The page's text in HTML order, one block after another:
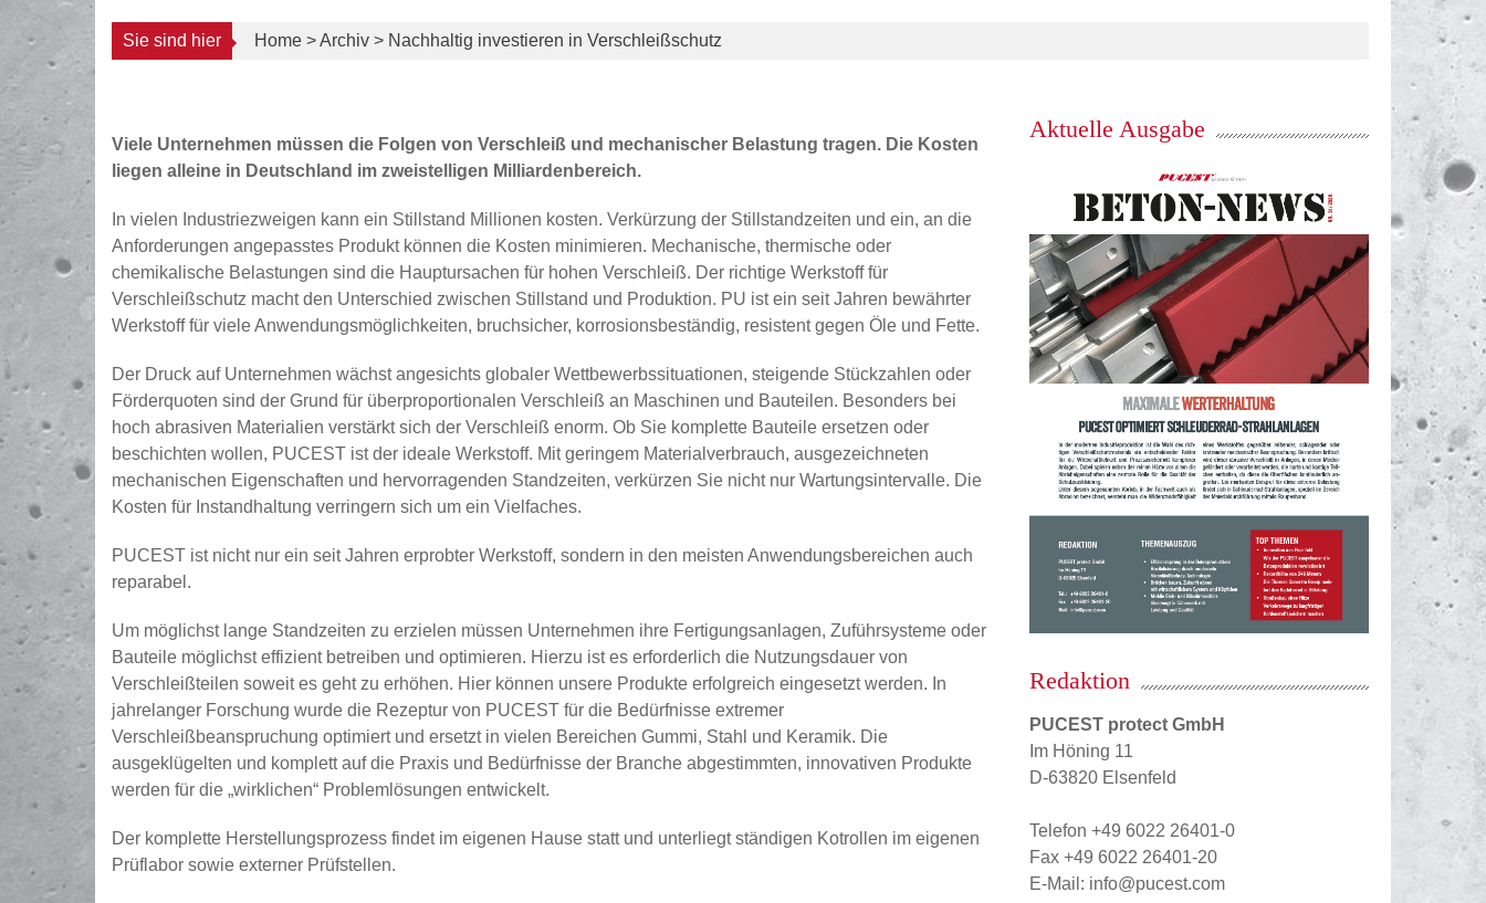
Sie sind hier Home >Archiv > Nachhaltig investieren in Verschleißschutz
Archiv BETON NEWS
Viele Unternehmen müssen die Folgen von Verschleiß und mechanischer Belastung tragen. Die Kosten
liegen alleine in Deutschland im zweistelligen Milliardenbereich.
In vielen Industriezweigen kann ein Stillstand Millionen kosten. Verkürzung der Stillstandzeiten und ein, an die
Anforderungen angepasstes Produkt können die Kosten minimieren. Mechanische, thermische oder
chemikalische Belastungen sind die Hauptursachen für hohen Verschleiß. Der richtige Werkstoff für
Verschleißschutz macht den Unterschied zwischen Stillstand und Produktion. PU ist ein seit Jahren bewährter
Werkstoff für viele Anwendungsmöglichkeiten, bruchsicher, korrosionsbeständig, resistent gegen Öle und Fette.
Der Druck auf Unternehmen wächst angesichts globaler Wettbewerbssituationen, steigende Stückzahlen oder
Förderquoten sind der Grund für überproportionalen Verschleiß an Maschinen und Bauteilen. Besonders bei
hoch abrasiven Materialien verstärkt sich der Verschleiß enorm. Ob Sie komplette Bauteile ersetzen oder
beschichten wollen, PUCEST ist der ideale Werkstoff. Mit geringem Materialverbrauch, ausgezeichneten
mechanischen Eigenschaften und hervorragenden Standzeiten, verkürzen Sie nicht nur Wartungsintervalle. Die
Kosten für Instandhaltung verringern sich um ein Vielfaches.
PUCEST ist nicht nur ein seit Jahren erprobter Werkstoff, sondern in den meisten Anwendungsbereichen auch
reparabel.
Um möglichst lange Standzeiten zu erzielen müssen Unternehmen ihre Fertigungsanlagen, Zuführsysteme oder
Bauteile möglichst effizient betreiben und optimieren. Hierzu ist es erforderlich die Nutzungsdauer von
Verschleißteilen soweit es geht zu erhöhen. Hier können unsere Produkte erfolgreich eingesetzt werden. In
jahrelanger Forschung wurde die Rezeptur von PUCEST für die Bedürfnisse extremer
Verschleißbeanspruchung optimiert und ersetzt in vielen Bereichen Gummi, Stahl und Keramik. Die
ausgeklügelten und komplett auf die Praxis und Bedürfnisse der Branche abgestimmten, innovativen Produkte
werden für die „wirklichen“ Problemlösungen entwickelt.
Der komplette Herstellungsprozess findet im eigenen Hause statt und unterliegt ständigen Kotrollen im eigenen
Prüflabor sowie externer Prüfstellen.
Aktuelle Ausgabe
Redaktion
PUCEST protect GmbH
Im Höning 11
D-63820 Elsenfeld
Telefon +49 6022 26401-0
Fax +49 6022 26401-20
E-Mail: info@pucest.com